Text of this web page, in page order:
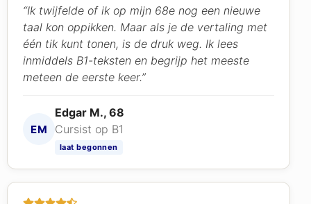
“Ik twijfelde of ik op mijn 68e nog een nieuwe
taal kon oppikken. Maar als je de vertaling met
één tik kunt tonen, is de druk weg. Ik lees
inmiddels B1-teksten en begrijp het meeste
meteen de eerste keer.”
EM
Edgar M., 68
Cursist op B1
laat begonnen